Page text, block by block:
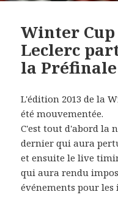
Winter
Leclerc
la Préfinale
L'édition 2013 de la
été mouvementée.
C'est tout d'abord la
dernier qui aura
et ensuite le live
qui aura rendu
événements pour